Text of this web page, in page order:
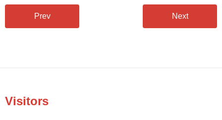
Prev Next
Visitors